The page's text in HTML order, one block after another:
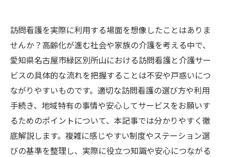
訪問看護を実際に利用する場面を想像したことはありま
せんか？高齢化が進む社会や家族の介護を考える中で、
愛知県名古屋市緑区別所山における訪問看護と介護サー
ビスの具体的な流れを把握することは不安や戸惑いにつ
ながりやすいものです。適切な訪問看護の選び方や利用
手続き、地域特有の事情や安心してサービスをお願いす
るためのポイントについて、本記事では分かりやすく徹
底解説します。複雑に感じやすい制度やステーション選
びの基準を整理し、実際に役立つ知識や安心につながる